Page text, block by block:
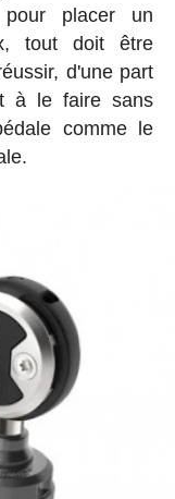
placer un
tout doit être
d'une part
à le faire sans
comme le